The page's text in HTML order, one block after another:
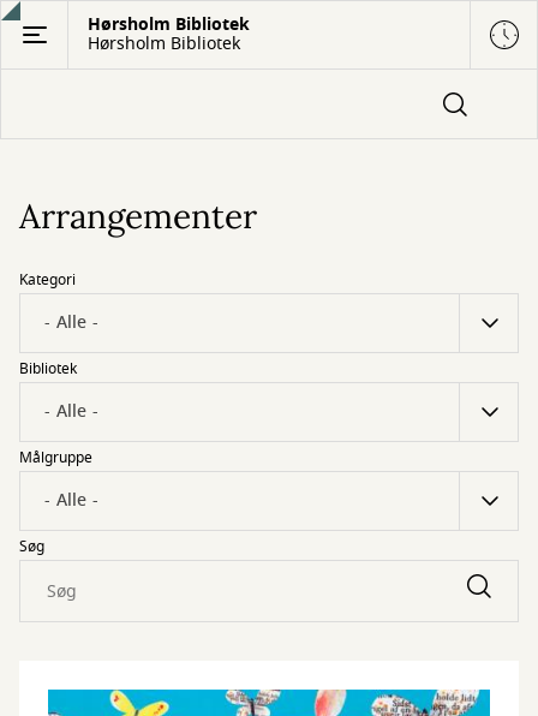
Gå
hovedindhold
Hørsholm Bibliotek
Hørsholm Bibliotek
Arrangementer
Kategori
Bibliotek
Målgruppe
Søg